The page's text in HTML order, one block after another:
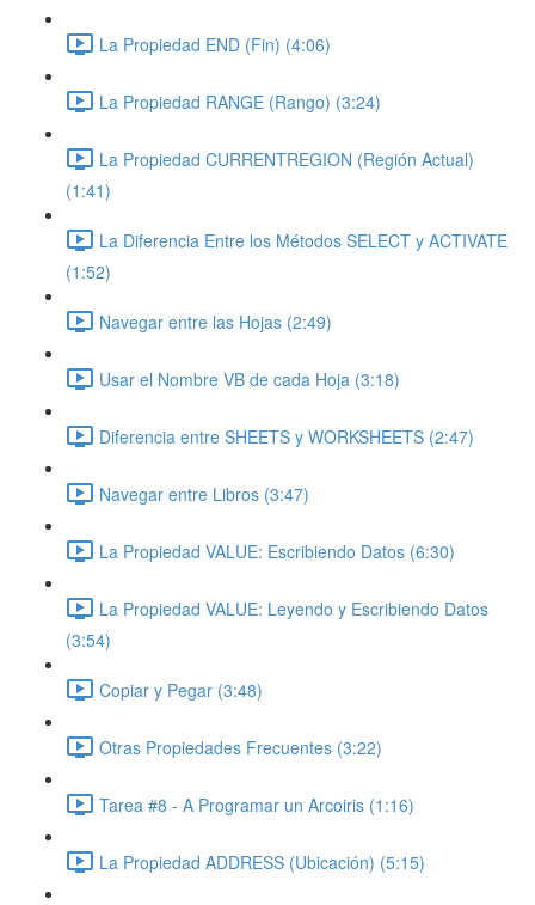
La Propiedad END (Fin) (4:06)
La Propiedad RANGE (Rango) (3:24)
La Propiedad CURRENTREGION (Región Actual)
(1:41)
La Diferencia Entre los Métodos SELECT y ACTIVATE
(1:52)
Navegar entre las Hojas (2:49)
Usar el Nombre VB de cada Hoja (3:18)
Diferencia entre SHEETS y WORKSHEETS (2:47)
Navegar entre Libros (3:47)
La Propiedad VALUE: Escribiendo Datos (6:30)
La Propiedad VALUE: Leyendo y Escribiendo Datos
(3:54)
Copiar y Pegar (3:48)
Otras Propiedades Frecuentes (3:22)
Tarea #8 - A Programar un Arcoiris (1:16)
La Propiedad ADDRESS (Ubicación) (5:15)